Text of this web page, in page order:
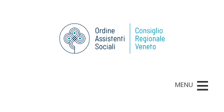
MENU ≡